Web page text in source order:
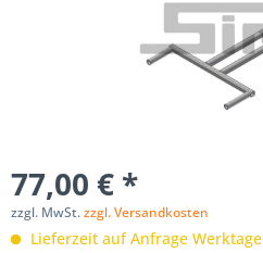
77,00 € *
zzgl. MwSt.zzgl. Versandkosten
Lieferzeit auf Anfrage Werktage